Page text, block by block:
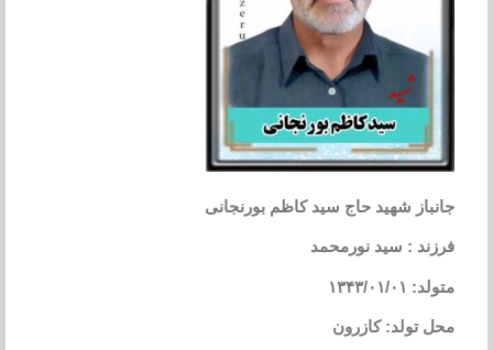
جانباز شهید حاج سید کاظم بورنجانی
فرزند : سید نورمحمد
متولد: ۱۳۴۳/۰۱/۰۱
محل تولد: کازرون